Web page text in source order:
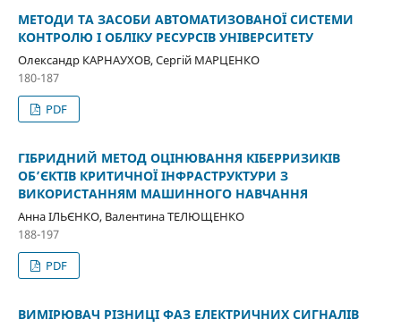
МЕТОДИ ТА ЗАСОБИ АВТОМАТИЗОВАНОЇ СИСТЕМИ
КОНТРОЛЮ І ОБЛІКУ РЕСУРСІВ УНІВЕРСИТЕТУ
Олександр КАРНАУХОВ, Сергій МАРЦЕНКО
180-187
PDF
ГІБРИДНИЙ МЕТОД ОЦІНЮВАННЯ КІБЕРРИЗИКІВ
ОБ’ЄКТІВ КРИТИЧНОЇ ІНФРАСТРУКТУРИ З
ВИКОРИСТАННЯМ МАШИННОГО НАВЧАННЯ
Анна ІЛЬЄНКО, Валентина ТЕЛЮЩЕНКО
188-197
PDF
ВИМІРЮВАЧ РІЗНИЦІ ФАЗ ЕЛЕКТРИЧНИХ СИГНАЛІВ